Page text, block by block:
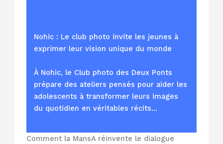
Nohic : Le club photo invite les jeunes à
exprimer leur vision unique du monde
À Nohic, le Club photo des Deux Ponts
prépare des ateliers pensés pour aider les
adolescents à transformer leurs images
du quotidien en véritables récits…
Comment la MansA réinvente le dialogue